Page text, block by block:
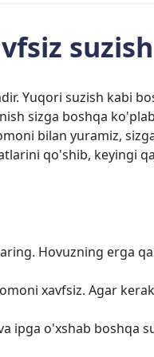
Yuqori suzish kabi
sizga boshqa
bilan yuramiz,
qo'shib, keyingi
Hovuzning erga
xavfsiz. Agar
ipga o'xshab boshqa